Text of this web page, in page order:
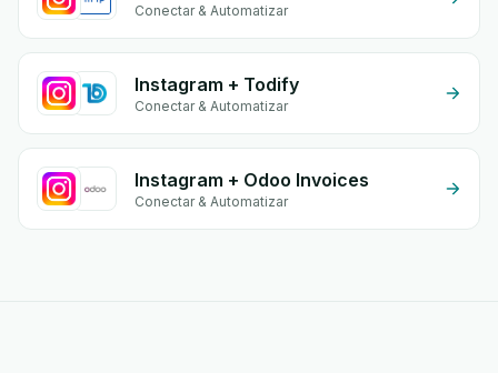
Conectar & Automatizar
Instagram + Todify
Conectar & Automatizar
Instagram + Odoo Invoices
Conectar & Automatizar